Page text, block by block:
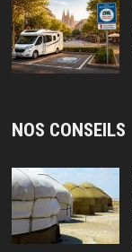
NOS CONSEILS